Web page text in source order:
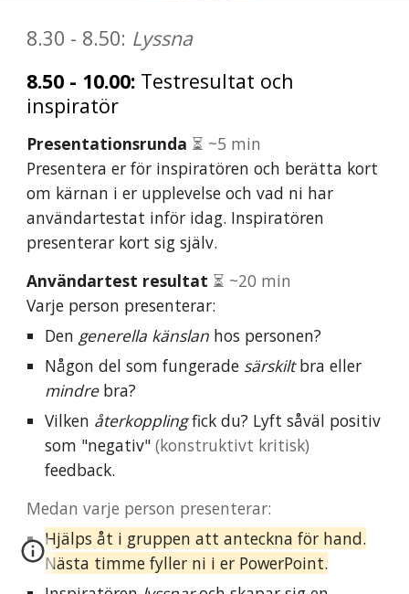
8.30 - 8.50: Lyssna
8.50 - 10.00: Testresultat och
inspiratör
Presentationsrunda ⏳ ~5 min
Presentera er för inspiratören och berätta kort
om kärnan i er upplevelse och vad ni har
användartestat inför idag. Inspiratören
presenterar kort sig själv.
Användartest resultat ⏳ ~20 min
Varje person presenterar:
Den generella känslan hos personen?
Någon del som fungerade särskiltbra eller
mindrebra?
Vilken återkopplingfick du? Lyft såväl positiv
som "negativ"(konstruktivt kritisk)
feedback.
Medan varje person presenterar:
Hjälps åt i gruppen att anteckna för hand.
Nästa timme fyller ni i er PowerPoint.